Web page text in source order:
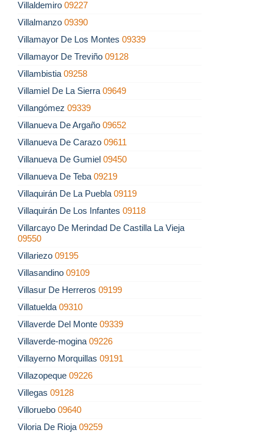
Villaldemiro 09227
Villalmanzo 09390
Villamayor De Los Montes 09339
Villamayor De Treviño 09128
Villambistia 09258
Villamiel De La Sierra 09649
Villangómez 09339
Villanueva De Argaño 09652
Villanueva De Carazo 09611
Villanueva De Gumiel 09450
Villanueva De Teba 09219
Villaquirán De La Puebla 09119
Villaquirán De Los Infantes 09118
Villarcayo De Merindad De Castilla La Vieja
09550
Villariezo 09195
Villasandino 09109
Villasur De Herreros 09199
Villatuelda 09310
Villaverde Del Monte 09339
Villaverde-mogina 09226
Villayerno Morquillas 09191
Villazopeque 09226
Villegas 09128
Villoruebo 09640
Viloria De Rioja 09259